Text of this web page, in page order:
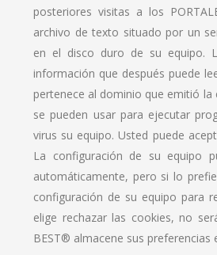
posteriores visitas a los
archivo de texto situado por un
en el disco duro de su equipo.
información que después puede
pertenece al dominio que emitió la
se pueden usar para ejecutar
virus su equipo. Usted puede
La configuración de su equipo
automáticamente, pero si lo
configuración de su equipo para
elige rechazar las cookies, no
BEST® almacene sus preferencias